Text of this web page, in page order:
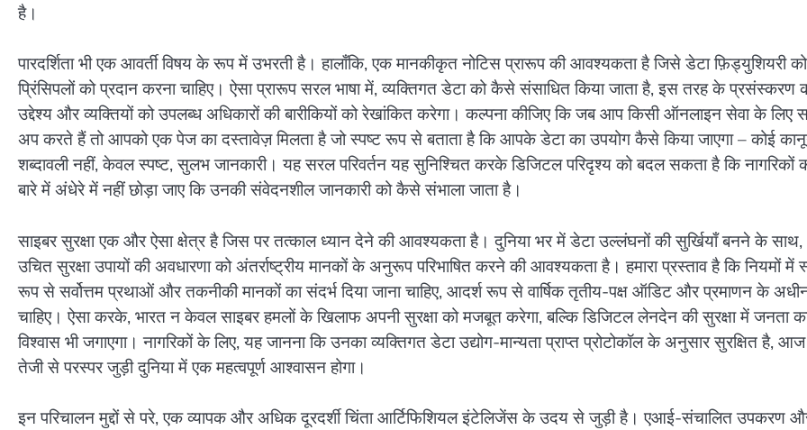
है।
पारदर्शिता भी एक आवर्ती विषय के रूप में उभरती है। हालाँकि, एक मानकीकृत नोटिस प्रारूप की आवश्यकता है जिसे डेटा फ़िड्युशियरी
प्रिंसिपलों को प्रदान करना चाहिए। ऐसा प्रारूप सरल भाषा में, व्यक्तिगत डेटा को कैसे संसाधित किया जाता है, इस तरह के प्रसंस्करण
उद्देश्य और व्यक्तियों को उपलब्ध अधिकारों की बारीकियों को रेखांकित करेगा। कल्पना कीजिए कि जब आप किसी ऑनलाइन सेवा के लिए
अप करते हैं तो आपको एक पेज का दस्तावेज़ मिलता है जो स्पष्ट रूप से बताता है कि आपके डेटा का उपयोग कैसे किया जाएगा – कोई
शब्दावली नहीं, केवल स्पष्ट, सुलभ जानकारी। यह सरल परिवर्तन यह सुनिश्चित करके डिजिटल परिदृश्य को बदल सकता है कि नागरिकों
बारे में अंधेरे में नहीं छोड़ा जाए कि उनकी संवेदनशील जानकारी को कैसे संभाला जाता है।
साइबर सुरक्षा एक और ऐसा क्षेत्र है जिस पर तत्काल ध्यान देने की आवश्यकता है। दुनिया भर में डेटा उल्लंघनों की सुर्खियाँ बनने के साथ,
उचित सुरक्षा उपायों की अवधारणा को अंतर्राष्ट्रीय मानकों के अनुरूप परिभाषित करने की आवश्यकता है। हमारा प्रस्ताव है कि नियमों में
रूप से सर्वोत्तम प्रथाओं और तकनीकी मानकों का संदर्भ दिया जाना चाहिए, आदर्श रूप से वार्षिक तृतीय-पक्ष ऑडिट और प्रमाणन के अधीन
चाहिए। ऐसा करके, भारत न केवल साइबर हमलों के खिलाफ अपनी सुरक्षा को मजबूत करेगा, बल्कि डिजिटल लेनदेन की सुरक्षा में जनता
विश्वास भी जगाएगा। नागरिकों के लिए, यह जानना कि उनका व्यक्तिगत डेटा उद्योग-मान्यता प्राप्त प्रोटोकॉल के अनुसार सुरक्षित है,
तेजी से परस्पर जुड़ी दुनिया में एक महत्वपूर्ण आश्वासन होगा।
इन परिचालन मुद्दों से परे, एक व्यापक और अधिक दूरदर्शी चिंता आर्टिफिशियल इंटेलिजेंस के उदय से जुड़ी है। एआई-संचालित उपकरण